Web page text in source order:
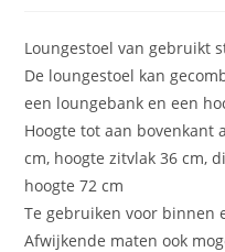
Loungestoel van gebruikt
De loungestoel kan
een loungebank en een
Hoogte tot aan bovenkant
cm, hoogte zitvlak 36 cm,
hoogte 72 cm
Te gebruiken voor binnen
Afwijkende maten ook